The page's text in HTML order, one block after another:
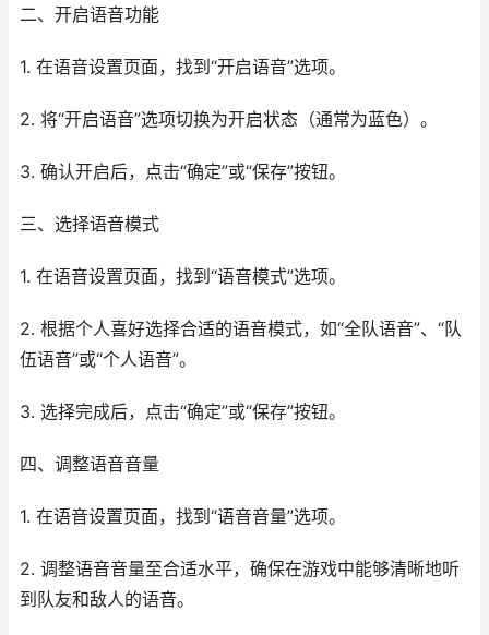
二、开启语音功能
1. 在语音设置页面，找到“开启语音”选项。
2. 将“开启语音”选项切换为开启状态（通常为蓝色）。
3. 确认开启后，点击“确定”或“保存”按钮。
三、选择语音模式
1. 在语音设置页面，找到“语音模式”选项。
2. 根据个人喜好选择合适的语音模式，如“全队语音”、“队
伍语音”或“个人语音”。
3. 选择完成后，点击“确定”或“保存”按钮。
四、调整语音音量
1. 在语音设置页面，找到“语音音量”选项。
2. 调整语音音量至合适水平，确保在游戏中能够清晰地听
到队友和敌人的语音。